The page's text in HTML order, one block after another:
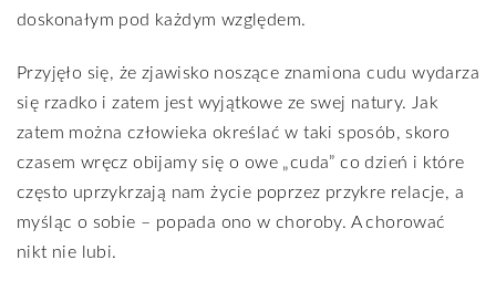
doskonałym pod każdym względem.
Przyjęło się, że zjawisko noszące znamiona cudu wydarza
się rzadko i zatem jest wyjątkowe ze swej natury. Jak
zatem można człowieka określać w taki sposób, skoro
czasem wręcz obijamy się o owe „cuda” co dzień i które
często uprzykrzają nam życie poprzez przykre relacje, a
myśląc o sobie – popada ono w choroby. A chorować
nikt nie lubi.